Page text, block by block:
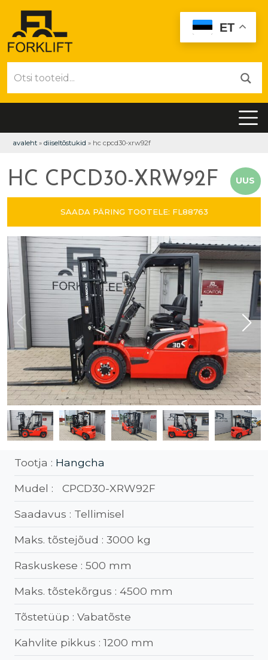
avaleht » diiseltõstukid » hc cpcd30-xrw92f
HC CPCD30-XRW92F UUS
SAADA PÄRING TOOTELE: FL88763
Tootja : Hangcha
Mudel : CPCD30-XRW92F
Saadavus : Tellimisel
Maks. tõstejõud : 3000 kg
Raskuskese : 500 mm
Maks. tõstekõrgus : 4500 mm
Tõstetüüp : Vabatõste
Kahvlite pikkus : 1200 mm
ET